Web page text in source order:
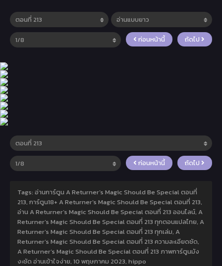
ก่อนหน้านี้ ถัดไป
ก่อนหน้านี้ ถัดไป
Tags: อ่านการ์ตูน A Returner’s Magic Should Be Special ตอนที่
213, การ์ตูน18+ A Returner’s Magic Should Be Special ตอนที่ 213,
อ่าน A Returner’s Magic Should Be Special ตอนที่ 213 ออนไลน์, A
Returner’s Magic Should Be Special ตอนที่ 213 ทุกตอนแปลไทย, A
Returner’s Magic Should Be Special ตอนที่ 213 ทุกเล่ม, A
Returner’s Magic Should Be Special ตอนที่ 213 ความละเอียดชัด,
A Returner’s Magic Should Be Special ตอนที่ 213 ภาพการ์ตูนมัง
งะชัด อ่านเข้าใจง่าย, 10 พฤษภาคม 2023, hippo